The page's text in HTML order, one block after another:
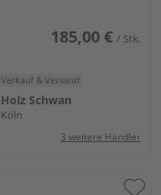
185,00 € / Stk.
Verkauf & Versand
Holz Schwan
Köln
3 weitere Händler